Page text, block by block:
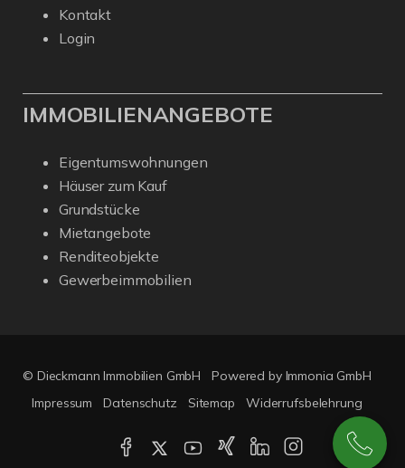
Kontakt
Login
IMMOBILIENANGEBOTE
Eigentumswohnungen
Häuser zum Kauf
Grundstücke
Mietangebote
Renditeobjekte
Gewerbeimmobilien
© Dieckmann Immobilien GmbH
Powered by Immonia GmbH
Impressum
Datenschutz Sitemap Widerrufsbelehrung